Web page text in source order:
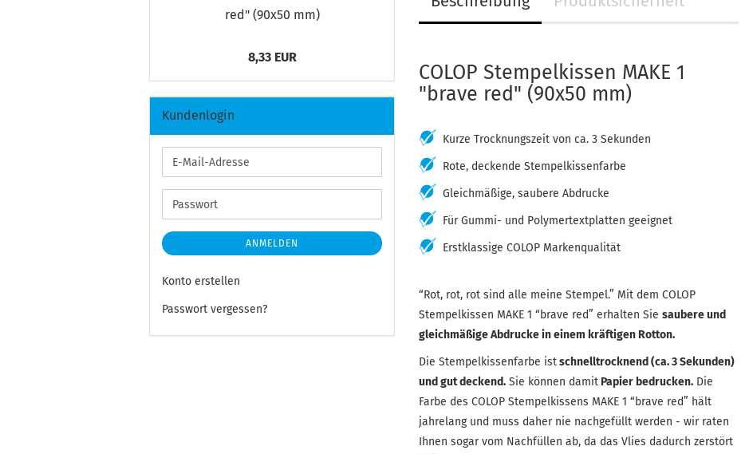
COLOP Stempelkissen MAKE 1
"brave red" (90x50 mm)
Kurze Trocknungszeit von ca. 3 Sekunden
Rote, deckende Stempelkissenfarbe
Gleichmäßige, saubere Abdrucke
Für Gummi- und Polymertextplatten geeignet
Erstklassige COLOP Markenqualität
“Rot, rot, rot sind alle meine Stempel.” Mit dem COLOP
Stempelkissen MAKE 1 “brave red” erhalten Siesaubere und
gleichmäßige Abdrucke in einem kräftigen Rotton.
Die Stempelkissenfarbe istschnelltrocknend (ca. 3 Sekunden)
und gut deckend. Sie können damit Papier bedrucken. Die
Farbe des COLOP Stempelkissens MAKE 1 “brave red” hält
jahrelang und muss daher nie nachgefüllt werden - wir raten
Ihnen sogar vom Nachfüllen ab, da das Vlies dadurch zerstört
red" (90x50 mm)
8,33 EUR
Kundenlogin
E-
Mail-
Adresse
Passwort
ANMELDEN
Konto erstellen
Passwort vergessen?